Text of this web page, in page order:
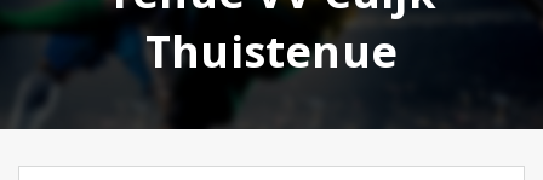
Thuistenue